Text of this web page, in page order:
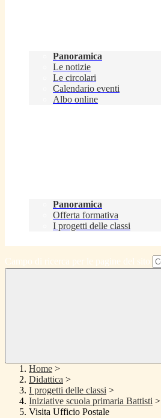
Panoramica
Le notizie
Le circolari
Calendario eventi
Albo online
Panoramica
Offerta formativa
I progetti delle classi
Campo di ricerca per le pagine del sito
Home >
Didattica >
I progetti delle classi >
Iniziative scuola primaria Battisti >
Visita Ufficio Postale